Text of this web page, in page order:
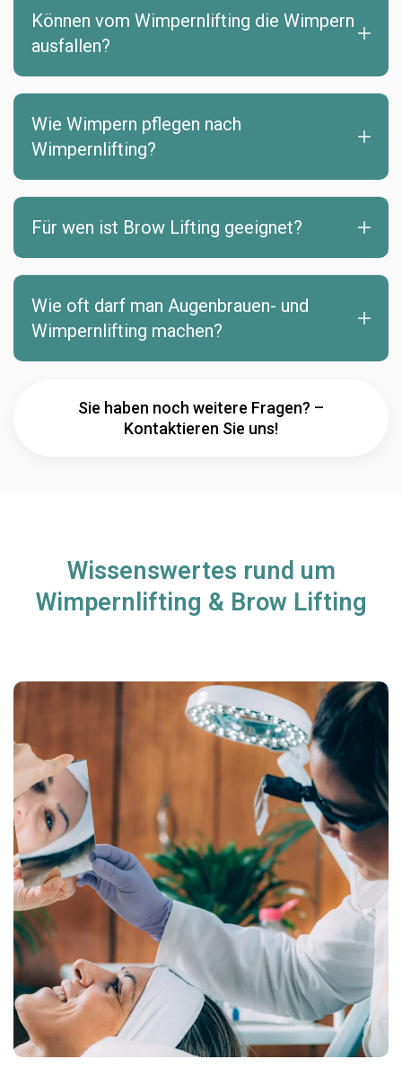
Können vom Wimpernlifting die Wimpern
ausfallen?
Wie Wimpern pflegen nach
Wimpernlifting?
Für wen ist Brow Lifting geeignet?
Wie oft darf man Augenbrauen- und
Wimpernlifting machen?
Sie haben noch weitere Fragen? –
Kontaktieren Sie uns!
Wissenswertes rund um
Wimpernlifting & Brow Lifting